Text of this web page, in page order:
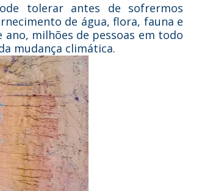
tolerar antes de sofrermos
de água, flora, fauna e
milhões de pessoas em todo
mudança climática.